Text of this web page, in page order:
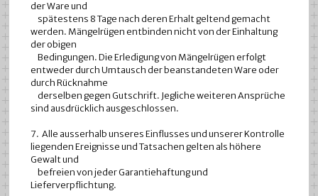
der Ware und
spätestens 8 Tage nach deren Erhalt geltend gemacht
werden. Mängelrügen entbinden nicht von der Einhaltung
der obigen
Bedingungen. Die Erledigung von Mängelrügen erfolgt
entweder durch Umtausch der beanstandeten Ware oder
durch Rücknahme
derselben gegen Gutschrift. Jegliche weiteren Ansprüche
sind ausdrücklich ausgeschlossen.
7. Alle ausserhalb unseres Einflusses und unserer Kontrolle
liegenden Ereignisse und Tatsachen gelten als höhere
Gewalt und
befreien von jeder Garantiehaftung und
Lieferverpflichtung.